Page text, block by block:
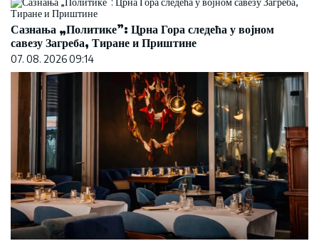
Сазнања „Политике”: Црна Гора следећа у војном
савезу Загреба, Тиране и Приштине
07. 08. 2026 09:14